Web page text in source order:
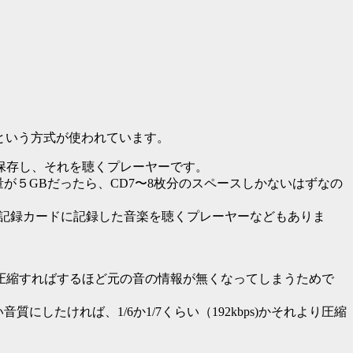
う方式が使われています。
し、それを聴くプレーヤーです。
５GBだったら、CD7〜8枚分のスペースしかないはずなの
カードに記録した音楽を聴くプレーヤーなどもありま
すればするほど元の音の情報が無くなってしまうためで
質にしたければ、1/6か1/7くらい（192kbps)かそれより圧縮